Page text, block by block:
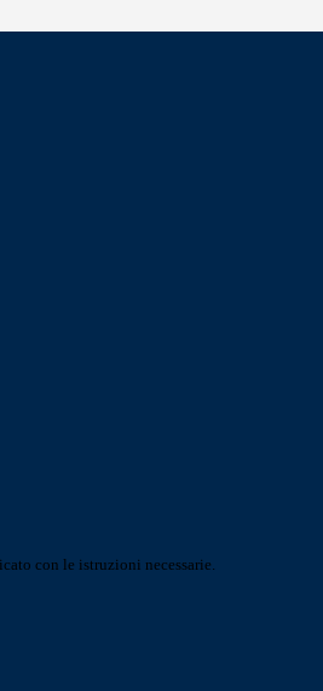
con le istruzioni necessarie.